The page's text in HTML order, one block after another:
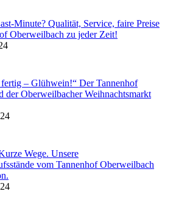
Minute? Qualität, Service, faire Preise
Oberweilbach zu jeder Zeit!
– Glühwein!“ Der Tannenhof
der Oberweilbacher Weihnachtsmarkt
Wege. Unsere
vom Tannenhof Oberweilbach